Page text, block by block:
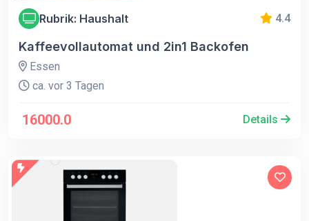
Rubrik: Haushalt 4.4
Kaffeevollautomat und 2in1 Backofen
Essen
ca. vor 3 Tagen
16000.0 Details